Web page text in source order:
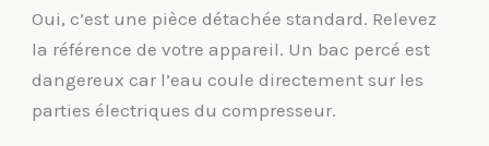
Oui, c’est une pièce détachée standard. Relevez
la référence de votre appareil. Un bac percé est
dangereux car l’eau coule directement sur les
parties électriques du compresseur.